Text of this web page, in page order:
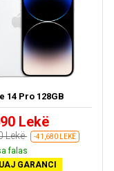
14 Pro 128GB
Lekë
Lekë -41,680 LEKË
falas
GARANCI